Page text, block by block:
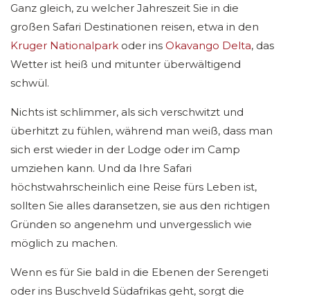
Ganz gleich, zu welcher Jahreszeit Sie in die
großen Safari Destinationen reisen, etwa in den
Kruger Nationalpark oder ins Okavango Delta, das
Wetter ist heiß und mitunter überwältigend
schwül.
Nichts ist schlimmer, als sich verschwitzt und
überhitzt zu fühlen, während man weiß, dass man
sich erst wieder in der Lodge oder im Camp
umziehen kann. Und da Ihre Safari
höchstwahrscheinlich eine Reise fürs Leben ist,
sollten Sie alles daransetzen, sie aus den richtigen
Gründen so angenehm und unvergesslich wie
möglich zu machen.
Wenn es für Sie bald in die Ebenen der Serengeti
oder ins Buschveld Südafrikas geht, sorgt die